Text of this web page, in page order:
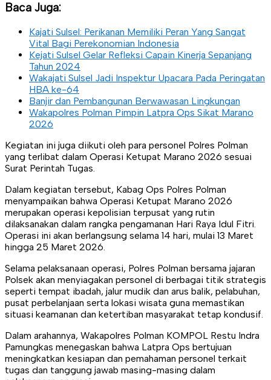
Baca Juga:
Kajati Sulsel: Perikanan Memiliki Peran Yang Sangat
Vital Bagi Perekonomian Indonesia
Kejati Sulsel Gelar Refleksi Capain Kinerja Sepanjang
Tahun 2024
Wakajati Sulsel Jadi Inspektur Upacara Pada Peringatan
HBA ke-64
Banjir dan Pembangunan Berwawasan Lingkungan
Wakapolres Polman Pimpin Latpra Ops Sikat Marano
2026
Kegiatan ini juga diikuti oleh para personel Polres Polman
yang terlibat dalam Operasi Ketupat Marano 2026 sesuai
Surat Perintah Tugas.
Dalam kegiatan tersebut, Kabag Ops Polres Polman
menyampaikan bahwa Operasi Ketupat Marano 2026
merupakan operasi kepolisian terpusat yang rutin
dilaksanakan dalam rangka pengamanan Hari Raya Idul Fitri.
Operasi ini akan berlangsung selama 14 hari, mulai 13 Maret
hingga 25 Maret 2026.
Selama pelaksanaan operasi, Polres Polman bersama jajaran
Polsek akan menyiagakan personel di berbagai titik strategis
seperti tempat ibadah, jalur mudik dan arus balik, pelabuhan,
pusat perbelanjaan serta lokasi wisata guna memastikan
situasi keamanan dan ketertiban masyarakat tetap kondusif.
Dalam arahannya, Wakapolres Polman KOMPOL Restu Indra
Pamungkas menegaskan bahwa Latpra Ops bertujuan
meningkatkan kesiapan dan pemahaman personel terkait
tugas dan tanggung jawab masing-masing dalam